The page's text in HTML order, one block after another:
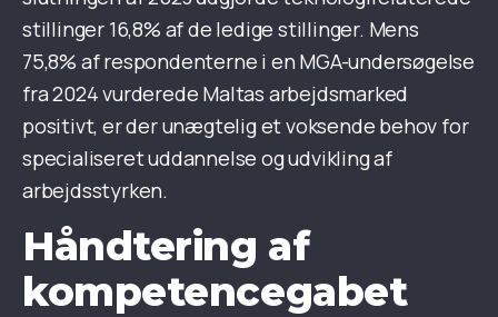
stillinger 16,8% af de ledige stillinger. Mens
75,8% af respondenterne i en MGA-undersøgelse
fra 2024 vurderede Maltas arbejdsmarked
positivt, er der unægtelig et voksende behov for
specialiseret uddannelse og udvikling af
arbejdsstyrken.
Håndtering af
kompetencegabet